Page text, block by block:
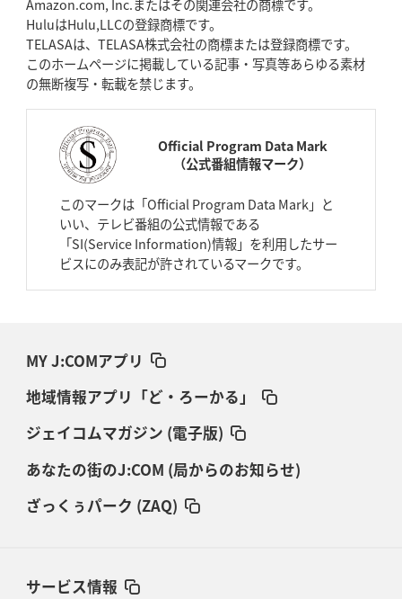
Amazon.com, Inc.またはその関連会社の商標です。
HuluはHulu,LLCの登録商標です。
TELASAは、TELASA株式会社の商標または登録商標です。
このホームページに掲載している記事・写真等あらゆる素材
の無断複写・転載を禁じます。
Official Program Data Mark
（公式番組情報マーク）
このマークは「Official Program Data Mark」と
いい、テレビ番組の公式情報である
「SI(Service Information)情報」を利用したサー
ビスにのみ表記が許されているマークです。
MY J:COMアプリ
地域情報アプリ「ど・ろーかる」
ジェイコムマガジン (電子版)
あなたの街のJ:COM (局からのお知らせ)
ざっくぅパーク (ZAQ)
サービス情報